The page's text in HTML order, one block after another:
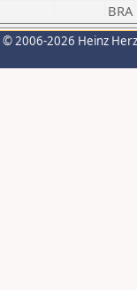
BRA
© 2006-2026 Heinz